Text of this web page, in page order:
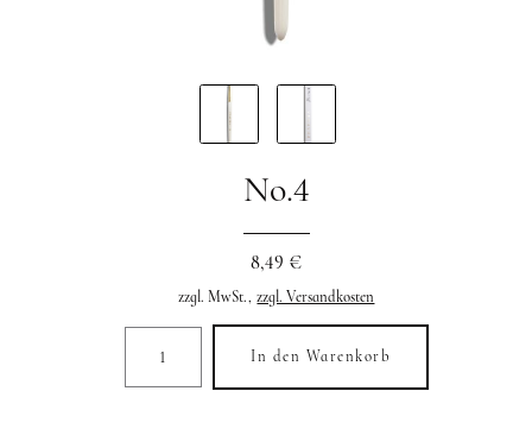
No.4
8,49 €
zzgl. MwSt., zzgl. Versandkosten
In den Warenkorb